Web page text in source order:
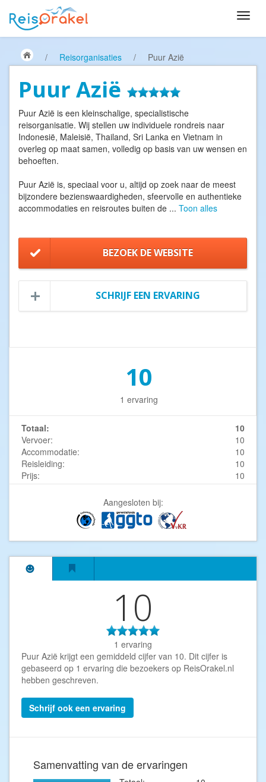
/ Reisorganisaties / Puur Azië
Puur Azië
Puur Azië is een kleinschalige, specialistische
reisorganisatie. Wij stellen uw individuele rondreis naar
Indonesië, Maleisië, Thailand, Sri Lanka en Vietnam in
overleg op maat samen, volledig op basis van uw wensen en
behoeften.
Puur Azië is, speciaal voor u, altijd op zoek naar de meest
bijzondere bezienswaardigheden, sfeervolle en authentieke
accommodaties en reisroutes buiten de ... Toon alles
BEZOEK DE WEBSITE
SCHRIJF EEN ERVARING
10
1 ervaring
Totaal:
10
Vervoer:
10
Accommodatie:
10
Reisleiding:
10
Prijs:
10
Aangesloten bij:
10
1 ervaring
Puur Azië krijgt een gemiddeld cijfer van 10. Dit cijfer is
gebaseerd op 1 ervaring die bezoekers op ReisOrakel.nl
hebben geschreven.
Schrijf ook een ervaring
Samenvatting van de ervaringen